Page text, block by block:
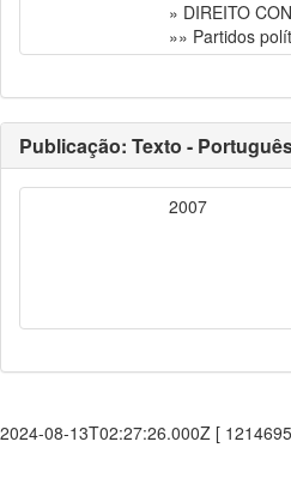
» DIREITO
»» Partidos
Publicação: Texto -
2007
2024-08-13T02:27:26.000Z [